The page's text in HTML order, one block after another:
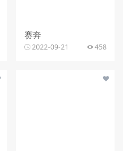
赛奔
2022-09-21 458